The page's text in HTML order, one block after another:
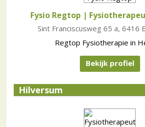
Fysio Regtop |
Sint Franciscusweg 65 a, 6416
Regtop Fysiotherapie in
Bekijk profiel
Hilversum